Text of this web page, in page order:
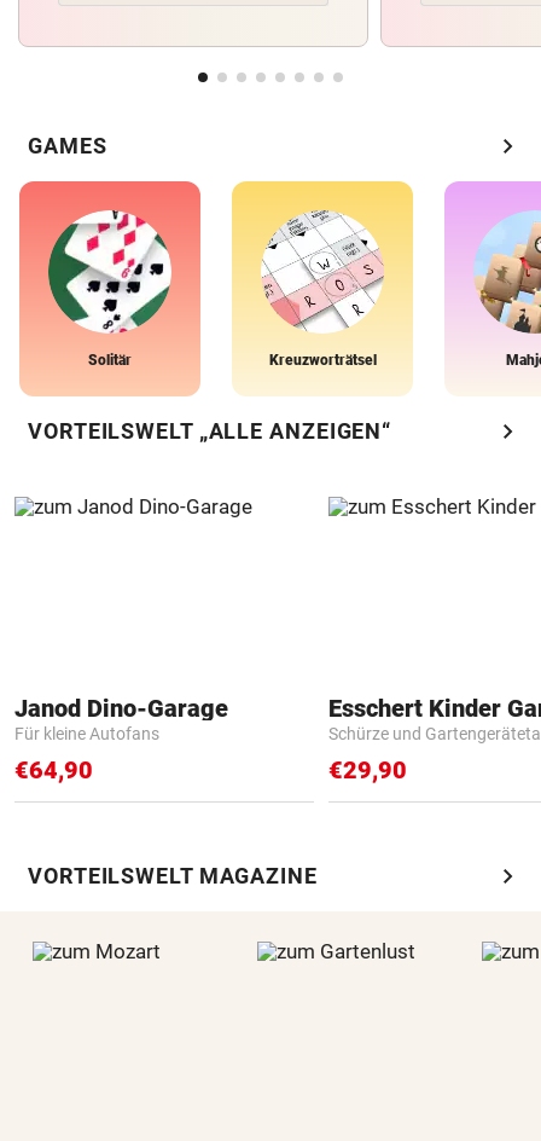
GAMES chevron_right
Solitär Kreuzworträtsel
VORTEILSWELT „ALLE ANZEIGEN“ chevron_right
Janod Dino-Garage
Für kleine Autofans
€64,90
Schürze und
€29,90
VORTEILSWELT MAGAZINE chevron_right